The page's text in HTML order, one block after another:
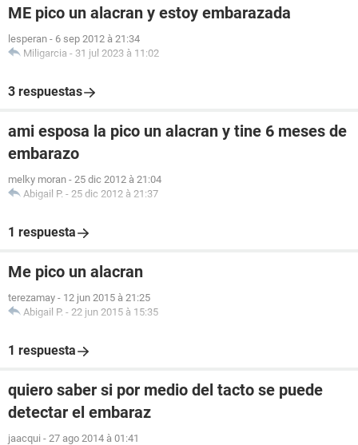
ME pico un alacran y estoy embarazada
lesperan - 6 sep 2012 à 21:34
Miligarcia - 31 jul 2023 à 11:02
3 respuestas
ami esposa la pico un alacran y tine 6 meses de
embarazo
melky moran - 25 dic 2012 à 21:04
Abigail P. - 25 dic 2012 à 21:37
1 respuesta
Me pico un alacran
terezamay - 12 jun 2015 à 21:25
Abigail P. - 22 jun 2015 à 15:35
1 respuesta
quiero saber si por medio del tacto se puede
detectar el embaraz
jaacqui - 27 ago 2014 à 01:41